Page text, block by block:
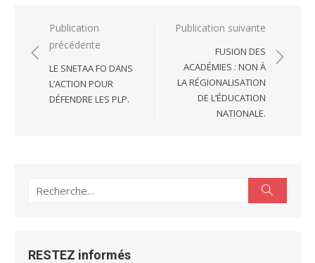
Navigation
de
l’article
Publication
précédente
LE SNETAA FO DANS
L’ACTION POUR
DÉFENDRE LES PLP.
Publication suivante
FUSION DES
ACADÉMIES : NON À
LA RÉGIONALISATION
DE L’ÉDUCATION
NATIONALE.
Recherche
RESTEZ informés